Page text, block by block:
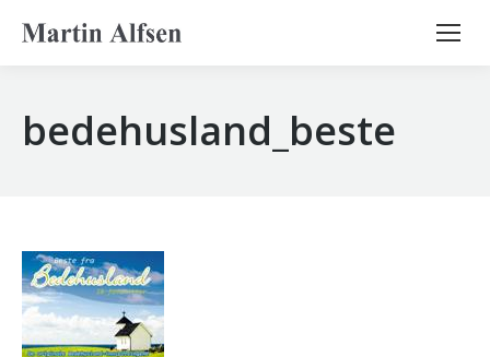
Search:
bedehusland_beste